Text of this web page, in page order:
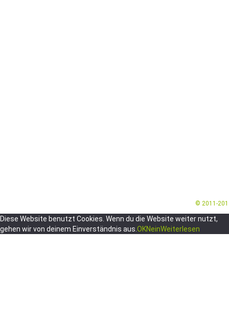
© 2011-
Diese Website benutzt Cookies. Wenn du die Website weiter nutzt,
gehen wir von deinem Einverständnis aus. OKNeinWeiterlesen